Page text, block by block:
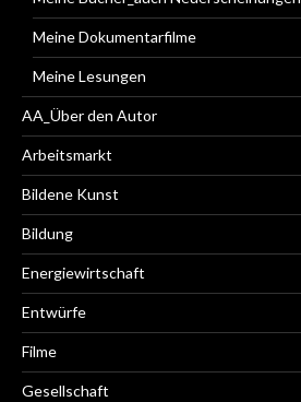
Meine Dokumentarfilme
Meine Lesungen
AA_Über den Autor
Arbeitsmarkt
Bildene Kunst
Bildung
Energiewirtschaft
Entwürfe
Filme
Gesellschaft